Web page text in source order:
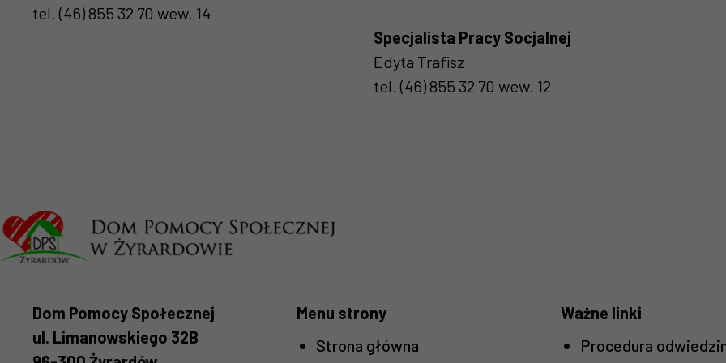
tel. (46) 855 32 70 wew. 14
Specjalista Pracy Socjalnej
Edyta Trafisz
tel. (46) 855 32 70 wew. 12
Dom Pomocy Społecznej
ul. Limanowskiego 32B
Menu strony
Strona główna
Ważne linki
Procedura